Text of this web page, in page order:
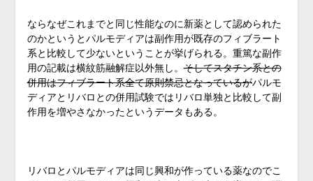
ならなぜこれまでと同じ性能なのに新薬として認められた
のかというとパルモディアは副作用が既存のフィブラート
系と比較して少ないということが挙げられる。重篤な副作
用の記載は横紋筋融解症以外無し。そしてスタチン系との
併用はフィブラート系全て原則禁忌となっているがパルモ
ディアとリバロとの併用試験ではリバロ単独と比較して副
作用を増やさなかったというデータもある。
リバロとパルモディアは同じ興和が作っている薬なのでこ